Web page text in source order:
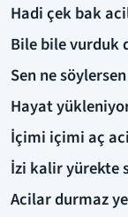
Hadi çek bak
Bile bile vurduk
Sen ne
Hayat
İçimi içimi aç
İzi kalir yürekte
Acilar durmaz